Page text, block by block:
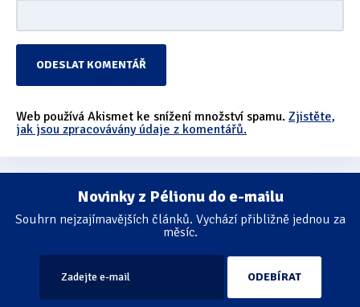
Web používá Akismet ke snížení množství spamu. Zjistěte,
jak jsou zpracovávány údaje z komentářů.
Novinky z Pélionu do e-mailu
Souhrn nejzajímavějších článků. Vychází přibližně jednou za
měsíc.